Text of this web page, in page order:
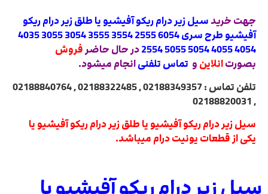
جهت خریدسیل زیر درام ریکو آفیشیو یا طلق زیر درام ریکو
آفیشیو طرح سری 6054 2555 3554 3555 3054 3055 4035
4054 4055 5054 5055 2554
در حال حاضرفروش
بصورتانلاین و تماس تلفنیانجام میشود.
تلفن تماس : 02188349357 , 02188322485 , 02188840764
, 02188820031
سیل زیر درام ریکو آفیشیو یا طلق زیر درام ریکو آفیشیو یا
یکی از قطعات یونیت درام میباشد.